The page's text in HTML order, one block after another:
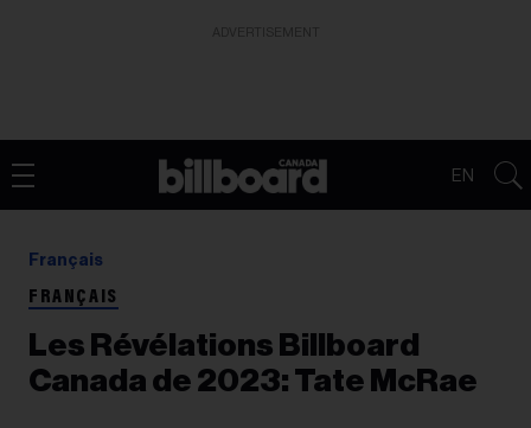
EN
Français
FRANÇAIS
Les Révélations Billboard
Canada de 2023: Tate McRae